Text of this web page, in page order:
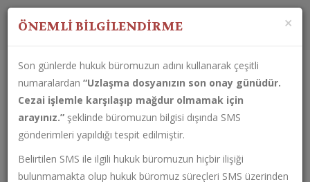
Çalışma Saatleri:Pazartesi-Cuma
0224 273 01 80
Çırpan Mahallesi Fahri Korutürk Caddesi No:133 Kat: 1 Daire:6
×
ÖNEMLİ BİLGİLENDİRME
Son günlerde hukuk büromuzun adını kullanarak çeşitli
numaralardan “Uzlaşma dosyanızın son onay günüdür.
Cezai işlemle karşılaşıp mağdur olmamak için
arayınız.” şeklinde büromuzun bilgisi dışında SMS
gönderimleri yapıldığı tespit edilmiştir.
Belirtilen SMS ile ilgili hukuk büromuzun hiçbir ilişiği
bulunmamakta olup hukuk büromuz süreçleri SMS üzerinden